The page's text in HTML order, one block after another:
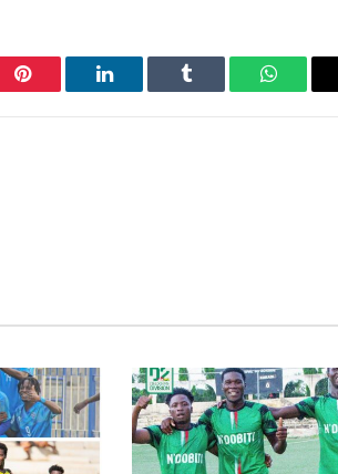
Pinterest LinkedIn Tumblr